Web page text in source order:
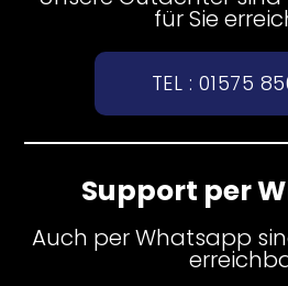
für Sie
TEL : 01575
Support per
Auch per Whatsapp